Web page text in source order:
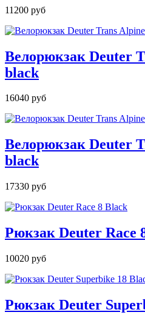
11200 руб
Велорюкзак Deuter
black
16040 руб
Велорюкзак Deuter
black
17330 руб
Рюкзак Deuter Race
10020 руб
Рюкзак Deuter